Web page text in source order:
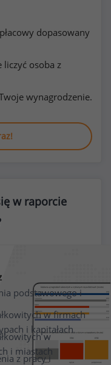
dopasowany
liczyć osoba z
wynagrodzenie.
w raporcie
podstawowego i
w firmach
i kapitałach
w
i miastach
z pracy i